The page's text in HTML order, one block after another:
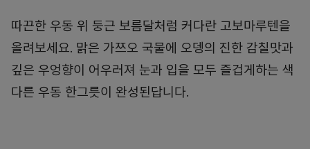
따끈한 우동 위 둥근 보름달처럼 커다란 고보마루텐을
올려보세요. 맑은 가쯔오 국물에 오뎅의 진한 감칠맛과
깊은 우엉향이 어우러져 눈과 입을 모두 즐겁게하는 색
다른 우동 한그릇이 완성된답니다.